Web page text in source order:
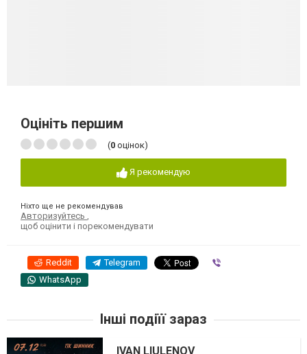
Оцініть першим
(0 оцінок)
Я рекомендую
Ніхто ще не рекомендував
Авторизуйтесь
щоб оцінити і порекомендувати
Reddit Telegram
WhatsApp
Інші подіїї зараз
IVAN LIULENOV